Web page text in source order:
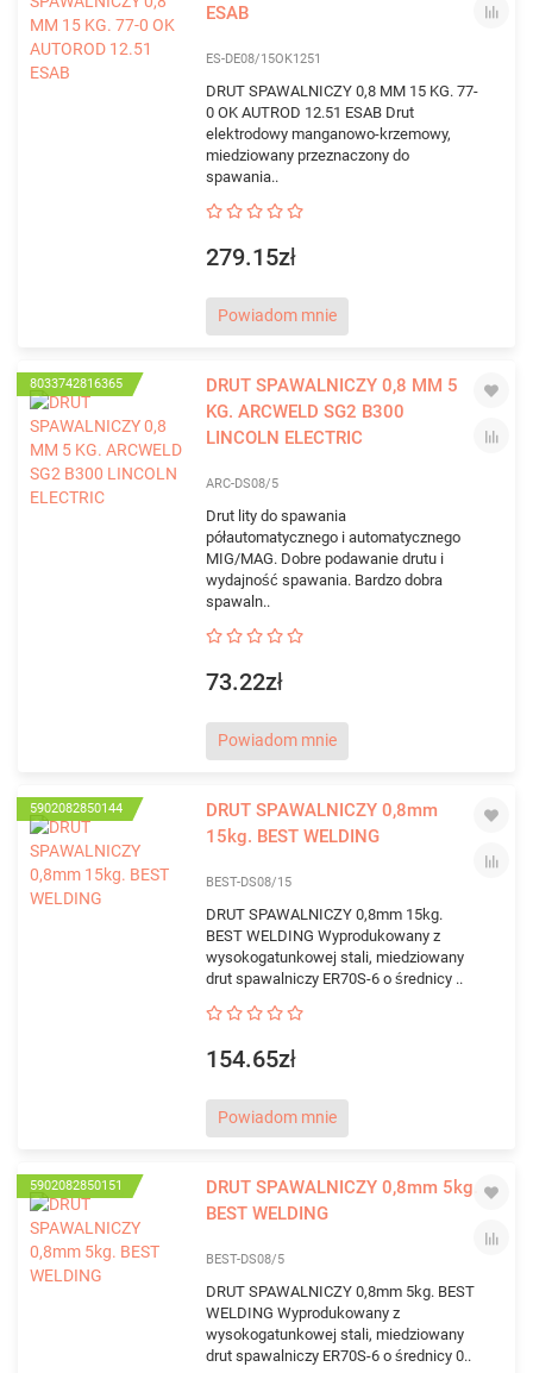
ESAB
ES-DE08/15OK1251
DRUT SPAWALNICZY 0,8 MM 15 KG. 77-
0 OK AUTROD 12.51 ESAB Drut
elektrodowy manganowo-krzemowy,
miedziowany przeznaczony do
spawania..
279.15zł
Powiadom mnie
8033742816365
DRUT SPAWALNICZY 0,8 MM 5
KG. ARCWELD SG2 B300
LINCOLN ELECTRIC
ARC-DS08/5
Drut lity do spawania
półautomatycznego i automatycznego
MIG/MAG. Dobre podawanie drutu i
wydajność spawania. Bardzo dobra
spawaln..
73.22zł
Powiadom mnie
5902082850144
DRUT SPAWALNICZY 0,8mm
15kg. BEST WELDING
BEST-DS08/15
DRUT SPAWALNICZY 0,8mm 15kg.
BEST WELDING Wyprodukowany z
wysokogatunkowej stali, miedziowany
drut spawalniczy ER70S-6 o średnicy ..
154.65zł
Powiadom mnie
5902082850151
DRUT SPAWALNICZY 0,8mm 5kg.
BEST WELDING
BEST-DS08/5
DRUT SPAWALNICZY 0,8mm 5kg. BEST
WELDING Wyprodukowany z
wysokogatunkowej stali, miedziowany
drut spawalniczy ER70S-6 o średnicy 0..